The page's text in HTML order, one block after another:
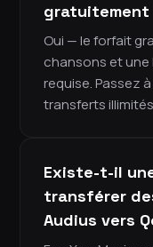
gratuitement
Oui — le forfait
chansons et
requise. Passez
transferts
Existe-t-il
transférer
Audius vers